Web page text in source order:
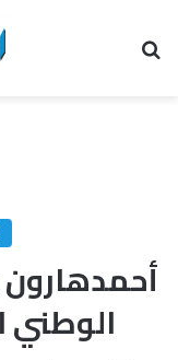
الوطني